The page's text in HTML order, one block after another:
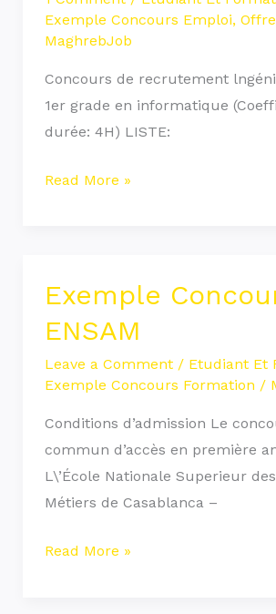
Exemple Concours Emploi,
MaghrebJob
Concours de recrutement
1er grade en informatique
durée: 4H) LISTE:
Read More »
Exemple
ENSAM
Leave a Comment / Etudiant Et
Exemple Concours Formation /
Conditions d’admission Le
commun d’accès en première
L\’École Nationale Superieur
Métiers de Casablanca –
Exemple
ENSAM
Read More »